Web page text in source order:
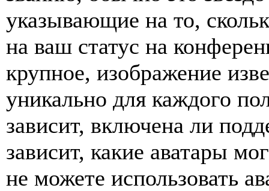
указывающие на то,
на ваш статус на
крупное, изображение
уникально для каждого
зависит, включена ли
зависит, какие аватары
не можете использовать